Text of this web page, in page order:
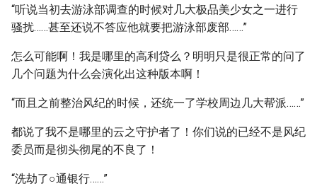
“听说当初去游泳部调查的时候对几大极品美少女之一进行
骚扰……甚至还说不答应他就要把游泳部废部……”
怎么可能啊！我是哪里的高利贷么？明明只是很正常的问了
几个问题为什么会演化出这种版本啊！
“而且之前整治风纪的时候，还统一了学校周边几大帮派……”
都说了我不是哪里的云之守护者了！你们说的已经不是风纪
委员而是彻头彻尾的不良了！
“洗劫了○通银行……”